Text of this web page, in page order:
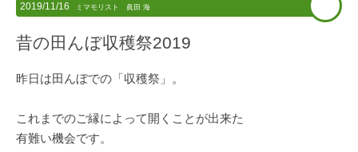
2019/11/16 ミマモリスト 眞田 海
昔の田んぼ収穫祭2019
昨日は田んぼでの「収穫祭」。
これまでのご縁によって開くことが出来た
有難い機会です。